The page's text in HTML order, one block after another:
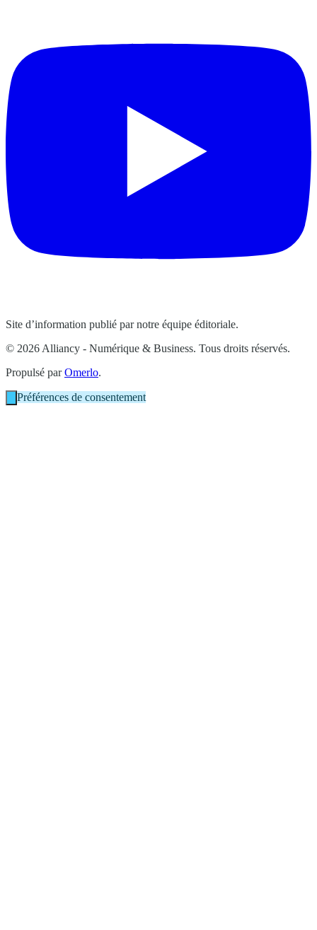
Site d’information publié par notre équipe éditoriale.
© 2026 Alliancy - Numérique & Business. Tous droits réservés.
Propulsé parOmerlo.
Préférences de consentement